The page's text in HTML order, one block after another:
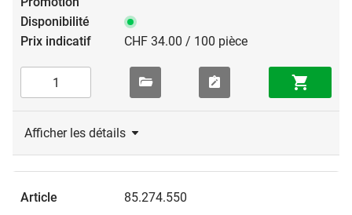
CHF 34.00 / 100 pièce
Afficher les détails
85.274.550